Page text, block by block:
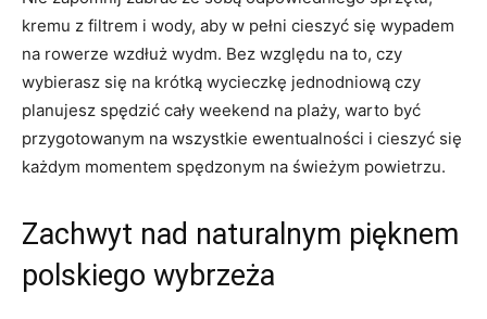
kremu z⁣ filtrem i ​wody, aby w pełni cieszyć się wypadem
na rowerze wzdłuż ‌wydm. Bez względu na⁤ to, czy​
wybierasz się na krótką wycieczkę jednodniową czy
planujesz spędzić cały weekend na‍ plaży, warto⁢ być
przygotowanym na ⁤wszystkie ewentualności i cieszyć się
każdym‌ momentem spędzonym na świeżym powietrzu.
Zachwyt nad ⁤naturalnym pięknem⁣
polskiego wybrzeża